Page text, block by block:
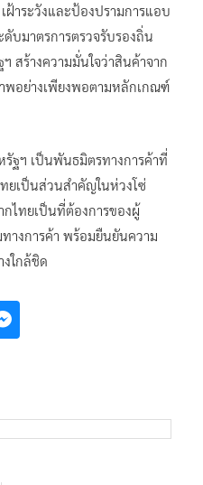
าระวังและป้องปรามการแอบ
บมาตรการตรวจรับรองถิ่น
สร้างความมั่นใจว่าสินค้าจาก
พอย่างเพียงพอตามหลักเกณฑ์
รัฐฯ เป็นพันธมิตรทางการค้าที่
ยเป็นส่วนสำคัญในห่วงโซ่
ไทยเป็นที่ต้องการของผู้
างการค้า พร้อมยืนยันความ
ใกล้ชิด